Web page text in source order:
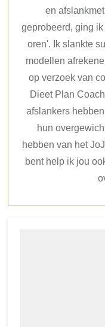
en
geprobeerd, ging
oren'. Ik slankte
modellen
op verzoek van
Dieet Plan
afslankers
hun
hebben van het
bent help ik jou